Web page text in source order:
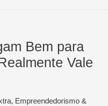
Bem para
Vale
Empreendedorismo &